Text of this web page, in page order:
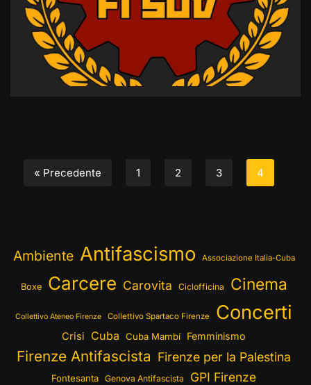
« Precedente 1 2 3 4
Ambiente Antifascismo Associazione Italia-Cuba
Boxe Carcere Carovita Ciclofficina Cinema
Collettivo Ateneo Firenze Collettivo Spartaco Firenze Concerti
Crisi Cuba Cuba Mambí Femminismo
Firenze Antifascista Firenze per la Palestina
Fontesanta Genova Antifascista GPI Firenze